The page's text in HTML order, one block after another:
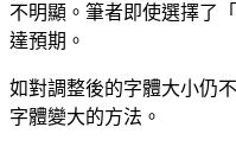
不明顯。筆者即使選擇了
達預期。
如對調整後的字體大小仍
字體變大的方法。